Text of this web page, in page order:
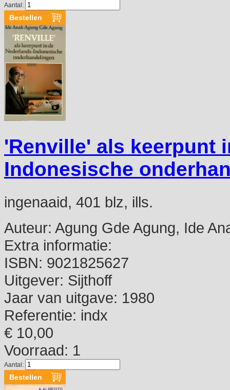
Aantal:
'Renville' als keerpunt
Indonesische
ingenaaid, 401 blz, ills.
Auteur: Agung Gde Agung, Ide
Extra informatie:
ISBN: 9021825627
Uitgever: Sijthoff
Jaar van uitgave: 1980
Referentie: indx
€ 10,00
Voorraad: 1
Aantal: